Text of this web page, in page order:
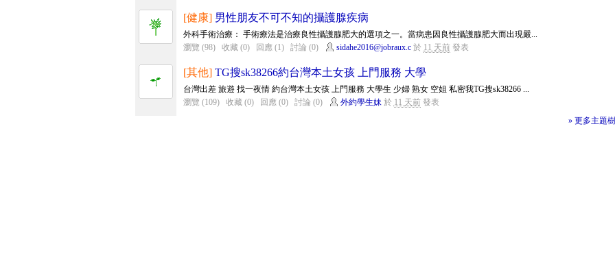
[健康] 男性朋友不可不知的攝護腺疾病
外科手術治療： 手術療法是治療良性攝護腺肥大的選項之一。當病患因良性攝護腺肥大而出現嚴...
瀏覽 (98)
收藏 (0) 回應 (1) 討論 (0) sidahe2016@jobraux.c於 11 天前發表
[其他] TG搜sk38266約台灣本土女孩 上門服務 大學
台灣出差 旅遊 找一夜情 約台灣本土女孩 上門服務 大學生 少婦 熟女 空姐 私密我TG搜sk38266 ...
瀏覽 (109)
收藏 (0) 回應 (0) 討論 (0) 外約學生妹於 11 天前發表
» 更多主題樹